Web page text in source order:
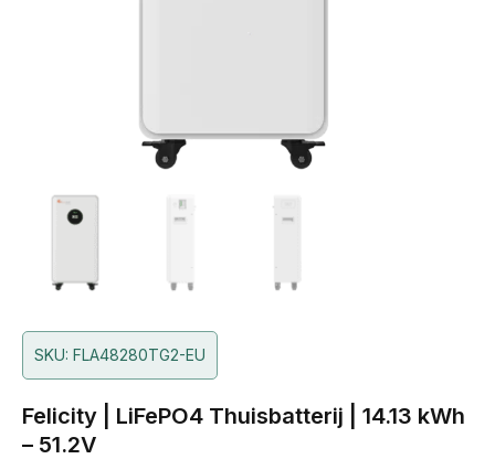
SKU: FLA48280TG2-EU
Felicity | LiFePO4 Thuisbatterij | 14.13 kWh
– 51.2V